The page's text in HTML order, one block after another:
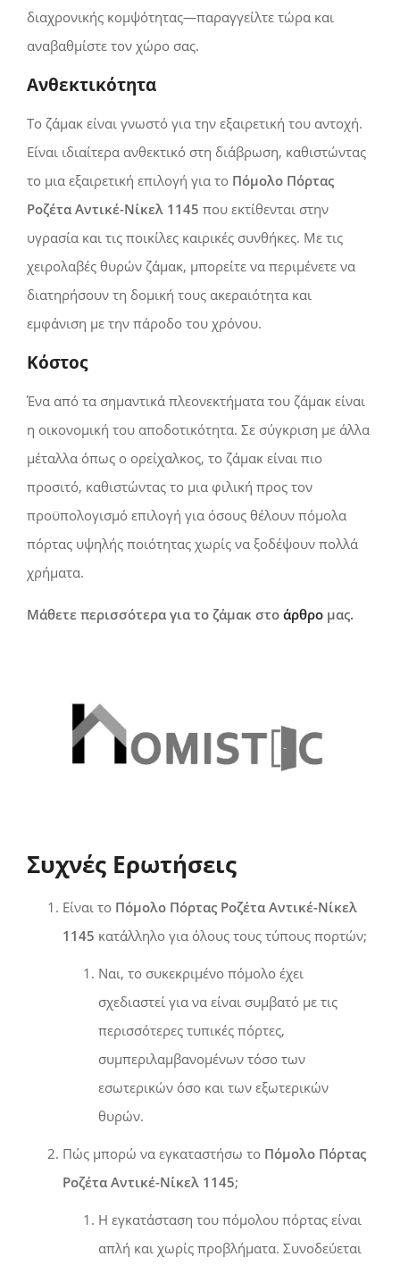
διαχρονικής κομψότητας—παραγγείλτε τώρα και
αναβαθμίστε τον χώρο σας.
Ανθεκτικότητα
Το ζάμακ είναι γνωστό για την εξαιρετική του αντοχή.
Είναι ιδιαίτερα ανθεκτικό στη διάβρωση, καθιστώντας
το μια εξαιρετική επιλογή για το Πόμολο Πόρτας
Ροζέτα Αντικέ-Νίκελ 1145 που εκτίθενται στην
υγρασία και τις ποικίλες καιρικές συνθήκες. Με τις
χειρολαβές θυρών ζάμακ, μπορείτε να περιμένετε να
διατηρήσουν τη δομική τους ακεραιότητα και
εμφάνιση με την πάροδο του χρόνου.
Κόστος
Ένα από τα σημαντικά πλεονεκτήματα του ζάμακ είναι
η οικονομική του αποδοτικότητα. Σε σύγκριση με άλλα
μέταλλα όπως ο ορείχαλκος, το ζάμακ είναι πιο
προσιτό, καθιστώντας το μια φιλική προς τον
προϋπολογισμό επιλογή για όσους θέλουν πόμολα
πόρτας υψηλής ποιότητας χωρίς να ξοδέψουν πολλά
χρήματα.
Μάθετε περισσότερα για το ζάμακ στο άρθρο μας.
Συχνές Ερωτήσεις
Είναι το Πόμολο Πόρτας Ροζέτα Αντικέ-Νίκελ
1145 κατάλληλο για όλους τους τύπους πορτών;
Ναι, το συκεκριμένο πόμολο έχει
σχεδιαστεί για να είναι συμβατό με τις
περισσότερες τυπικές πόρτες,
συμπεριλαμβανομένων τόσο των
εσωτερικών όσο και των εξωτερικών
θυρών.
Πώς μπορώ να εγκαταστήσω το Πόμολο Πόρτας
Ροζέτα Αντικέ-Νίκελ 1145;
Η εγκατάσταση του πόμολου πόρτας είναι
απλή και χωρίς προβλήματα. Συνοδεύεται